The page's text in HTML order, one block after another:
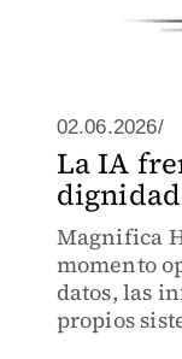
02.06.2026/
La IA
Magnifica
momento
datos, las
propios